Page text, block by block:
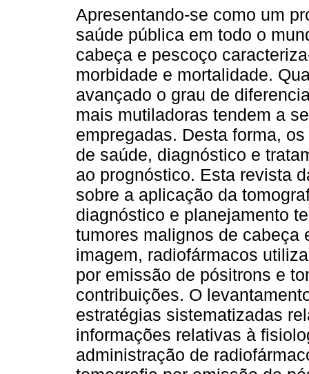
Apresentando-se como um
saúde pública em todo o
cabeça e pescoço
morbidade e mortalidade.
avançado o grau de
mais mutiladoras tendem a
empregadas. Desta forma,
de saúde, diagnóstico e
ao prognóstico. Esta revista
sobre a aplicação da
diagnóstico e planejamento
tumores malignos de cabeça
imagem, radiofármacos
por emissão de pósitrons e
contribuições. O
estratégias sistematizadas
informações relativas à
administração de